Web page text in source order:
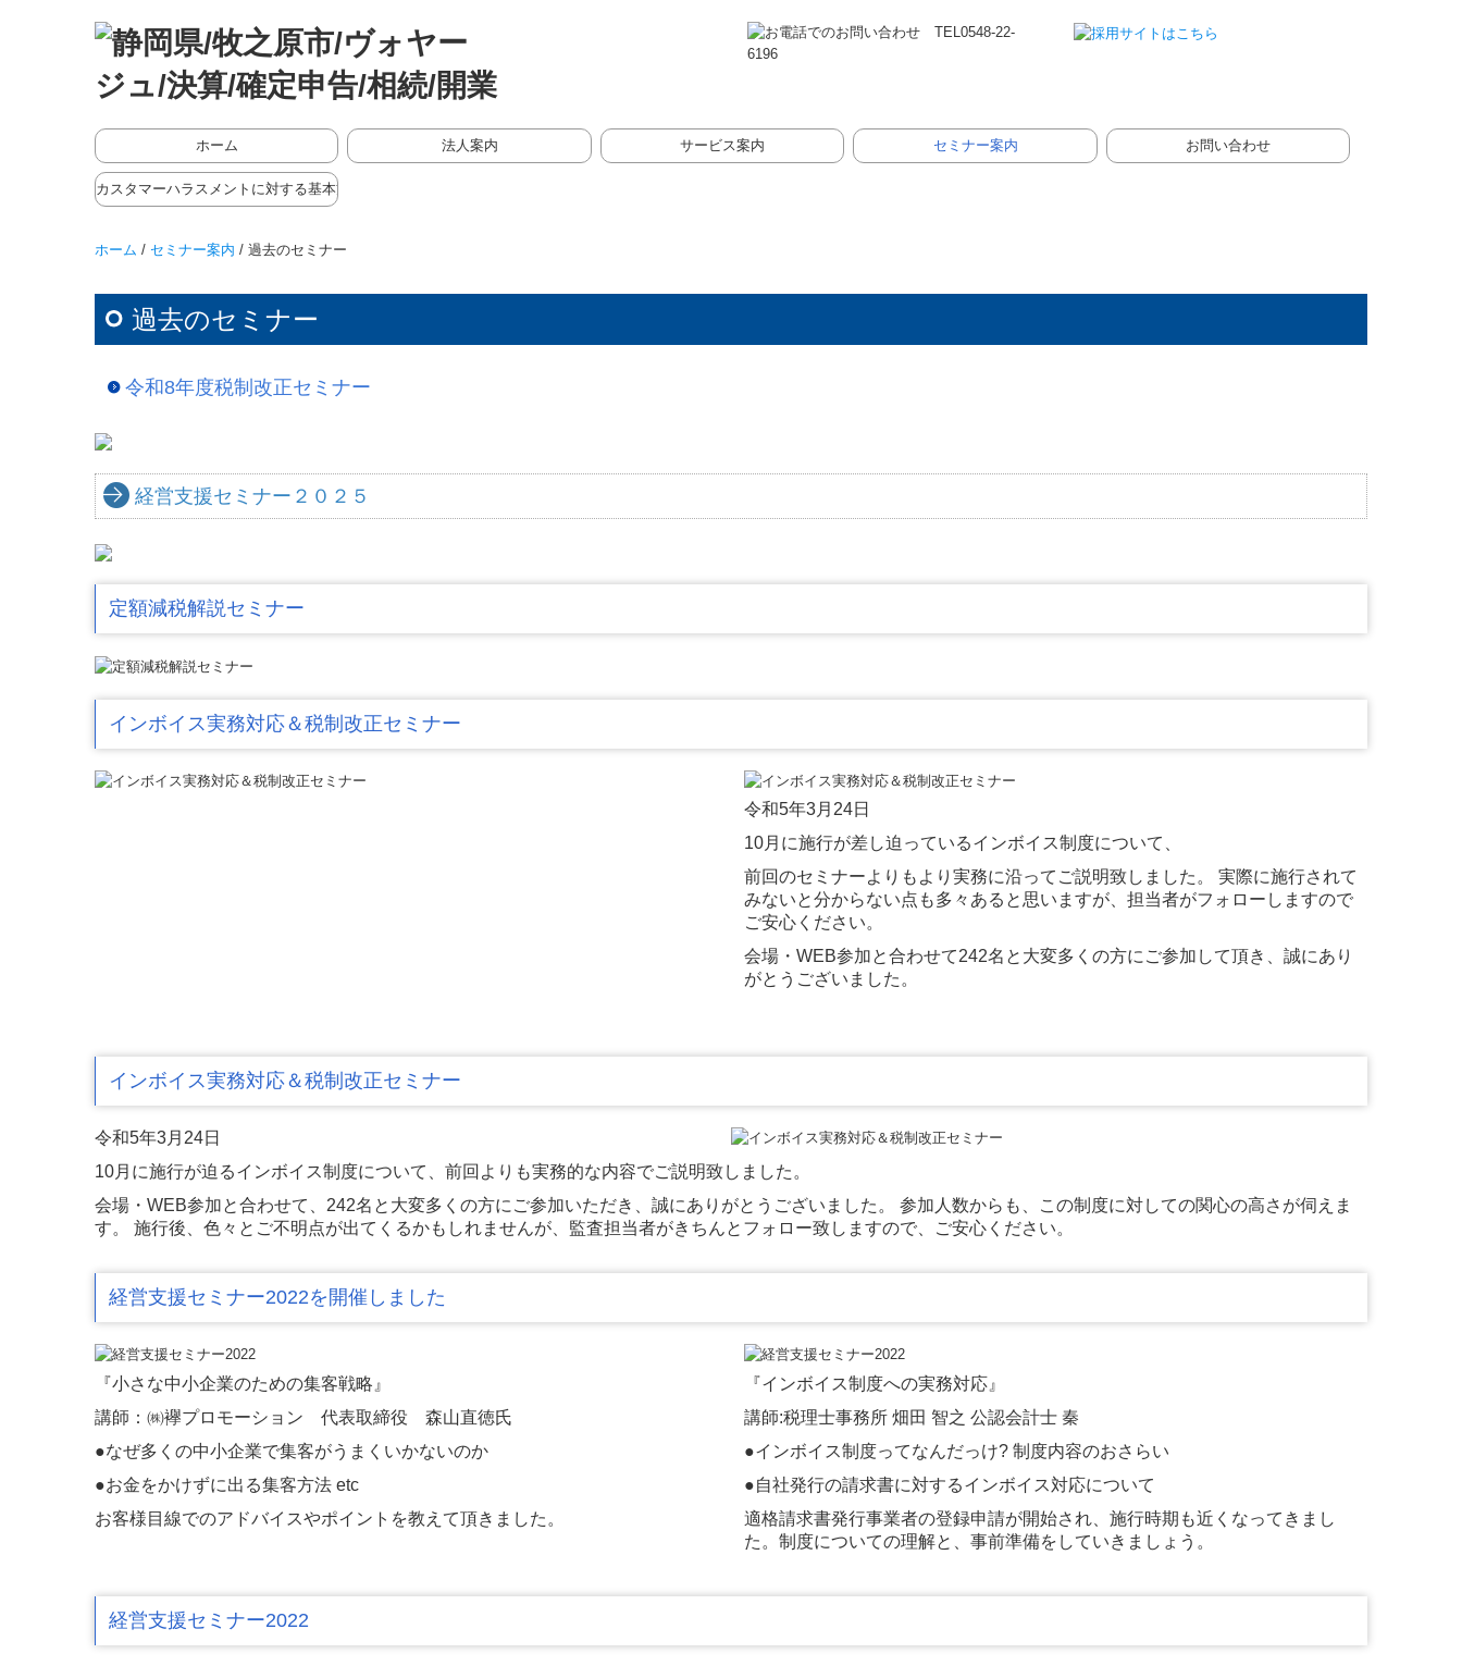
ホーム 法人案内 サービス案内 セミナー案内 お問い合わせ
カスタマーハラスメントに対する基本方針
ホーム / セミナー案内 / 過去のセミナー
過去のセミナー
令和8年度税制改正セミナー
経営支援セミナー２０２５
定額減税解説セミナー
インボイス実務対応＆税制改正セミナー
令和5年3月24日
10月に施行が差し迫っているインボイス制度について、
前回のセミナーよりもより実務に沿ってご説明致しました。 実際に施行されて
みないと分からない点も多々あると思いますが、担当者がフォローしますので
ご安心ください。
会場・WEB参加と合わせて242名と大変多くの方にご参加して頂き、誠にあり
がとうございました。
インボイス実務対応＆税制改正セミナー
令和5年3月24日
10月に施行が迫るインボイス制度について、前回よりも実務的な内容でご説明致しました。
会場・WEB参加と合わせて、242名と大変多くの方にご参加いただき、誠にありがとうございました。 参加人数からも、この制度に対しての関心の高さが伺えま
す。 施行後、色々とご不明点が出てくるかもしれませんが、監査担当者がきちんとフォロー致しますので、ご安心ください。
経営支援セミナー2022を開催しました
『小さな中小企業のための集客戦略』
講師：㈱襷プロモーション 代表取締役 森山直徳氏
●なぜ多くの中小企業で集客がうまくいかないのか
●お金をかけずに出る集客方法 etc
お客様目線でのアドバイスやポイントを教えて頂きました。
『インボイス制度への実務対応』
講師:税理士事務所 畑田 智之 公認会計士 秦
●インボイス制度ってなんだっけ? 制度内容のおさらい
●自社発行の請求書に対するインボイス対応について
適格請求書発行事業者の登録申請が開始され、施行時期も近くなってきまし
た。制度についての理解と、事前準備をしていきましょう。
経営支援セミナー2022